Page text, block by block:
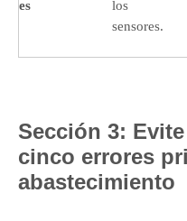
es
los
sensores.
Sección 3:
cinco errores
abastecimiento